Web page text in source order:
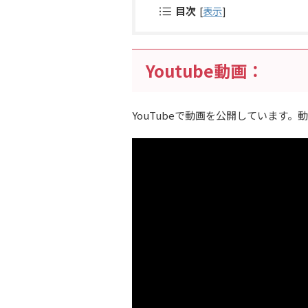
目次 [表示]
Youtube動画：
YouTubeで動画を公開しています。